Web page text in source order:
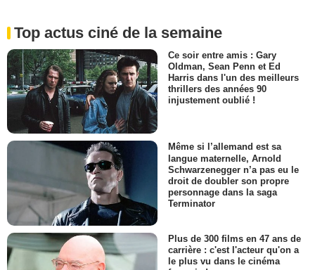
Top actus ciné de la semaine
Ce soir entre amis : Gary
Oldman, Sean Penn et Ed
Harris dans l'un des meilleurs
thrillers des années 90
injustement oublié !
Même si l’allemand est sa
langue maternelle, Arnold
Schwarzenegger n’a pas eu le
droit de doubler son propre
personnage dans la saga
Terminator
Plus de 300 films en 47 ans de
carrière : c'est l'acteur qu'on a
le plus vu dans le cinéma